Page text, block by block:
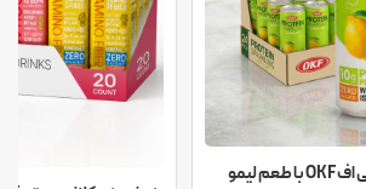
نوشیدنی پروتئین او کی اف OKF با طعم لیمو